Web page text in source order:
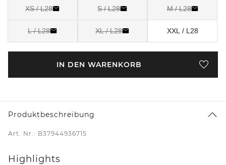
XS / L28 S / L28 M / L28
L / L28 XL / L28 XXL / L28
IN DEN WARENKORB
Produktbeschreibung
Art. Nr.: B37944936715
Highlights